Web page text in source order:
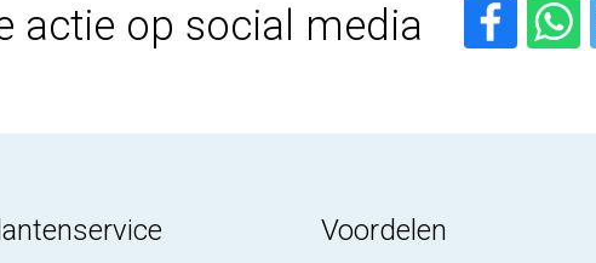
actie op social media
Voordelen